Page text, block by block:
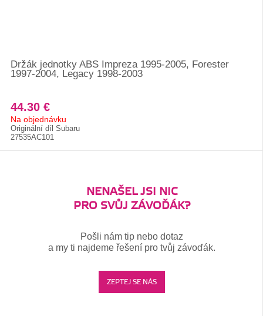
Držák jednotky ABS Impreza 1995-2005, Forester
1997-2004, Legacy 1998-2003
44.30 €
Na objednávku
Originální díl Subaru
27535AC101
NENAŠEL JSI NIC
PRO SVŮJ ZÁVOĎÁK?
Pošli nám tip nebo dotaz
a my ti najdeme řešení pro tvůj závoďák.
ZEPTEJ SE NÁS